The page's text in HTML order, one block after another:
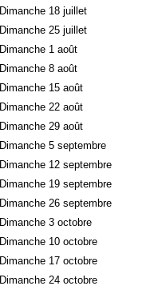
Dimanche 18 juillet
Dimanche 25 juillet
Dimanche 1 août
Dimanche 8 août
Dimanche 15 août
Dimanche 22 août
Dimanche 29 août
Dimanche 5 septembre
Dimanche 12 septembre
Dimanche 19 septembre
Dimanche 26 septembre
Dimanche 3 octobre
Dimanche 10 octobre
Dimanche 17 octobre
Dimanche 24 octobre